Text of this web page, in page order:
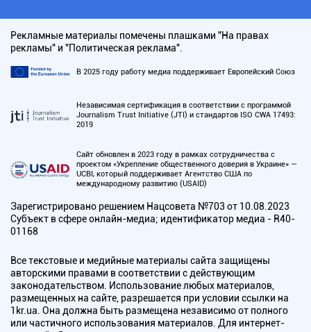
Рекламные материалы помечены плашками "На правах
рекламы" и "Политическая реклама".
В 2025 году работу медиа поддерживает Европейский Союз
Независимая сертификация в соответствии с программой
Journalism Trust Initiative (JTI) и стандартов ISO CWA 17493:
2019
Сайт обновлен в 2023 году в рамках сотрудничества с
проектом «Укрепление общественного доверия в Украине» —
UCBI, который поддерживает Агентство США по
международному развитию (USAID)
Зарегистрировано решением Нацсовета №703 от 10.08.2023
Субъект в сфере онлайн-медиа; идентификатор медиа - R40-
01168
Все текстовые и медийные материалы сайта защищены
авторскими правами в соответствии с действующим
законодательством. Использование любых материалов,
размещенных на сайте, разрешается при условии ссылки на
1kr.ua. Она должна быть размещена независимо от полного
или частичного использования материалов. Для интернет-